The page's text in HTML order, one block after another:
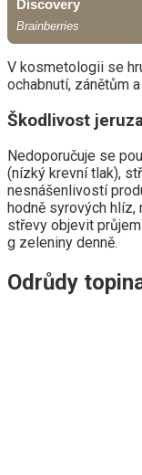
V kosmetologii se
ochabnutí, zánětům
Škodlivost
Nedoporučuje se
(nízký krevní tlak),
nesnášenlivostí
hodně syrových
střevy objevit
g zeleniny denně.
Odrůdy